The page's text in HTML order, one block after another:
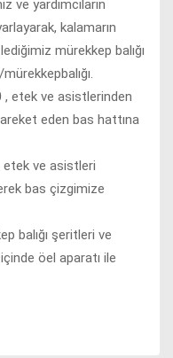
ve yardımcıların
kalamarın
mürekkep balığı
, etek ve asistlerinden
eden bas hattına
etek ve asistleri
bas çizgimize
balığı şeritleri ve
öel aparatı ile